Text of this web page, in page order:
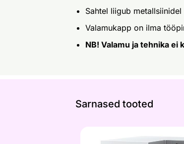
Sahtel liigub metallsiinidel
Valamukapp on ilma
NB! Valamu ja tehnika ei
Sarnased tooted
Köögi nurgakapp ustega,